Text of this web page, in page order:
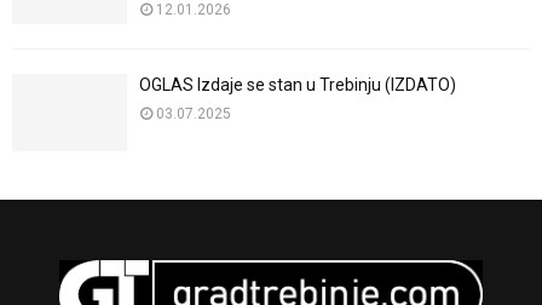
12.01.2026
OGLAS Izdaje se stan u Trebinju (IZDATO)
03.07.2025